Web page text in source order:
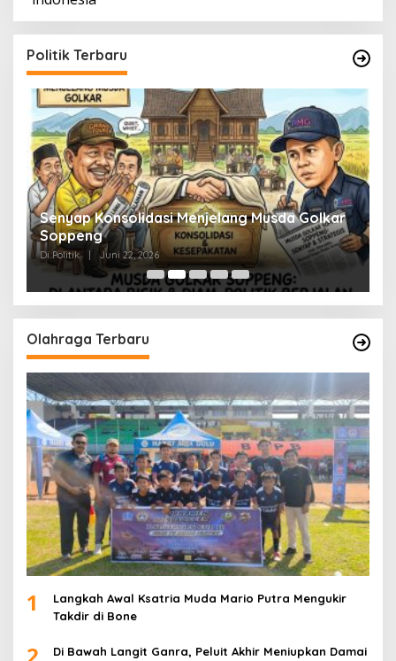
Politik Terbaru
Senyap Konsolidasi Menjelang Musda Golkar
Soppeng
Di Politik | Juni 22, 2026
Olahraga Terbaru
1
Langkah Awal Ksatria Muda Mario Putra Mengukir
Takdir di Bone
Di Bawah Langit Ganra, Peluit Akhir Meniupkan Damai